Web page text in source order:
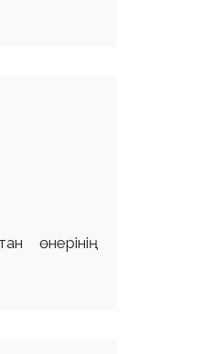
өнерінің